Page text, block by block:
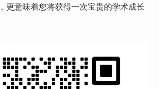
更意味着您将获得一次宝贵的学术成长